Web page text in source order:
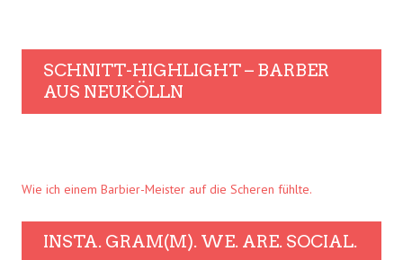
SCHNITT-HIGHLIGHT – BARBER
AUS NEUKÖLLN
Wie ich einem Barbier-Meister auf die Scheren fühlte.
INSTA. GRAM(M). WE. ARE. SOCIAL.